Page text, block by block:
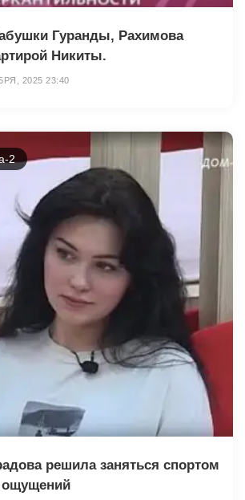
Гуранды, Рахимова
Никиты.
2025 23:40
2
решила заняться спортом
ощущений